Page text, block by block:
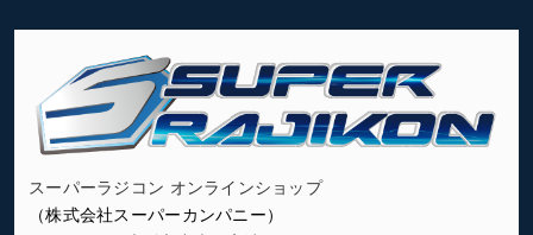
スーパーラジコン オンラインショップ
（株式会社スーパーカンパニー）